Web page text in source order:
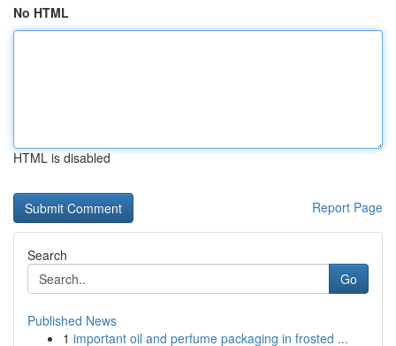
No HTML
HTML is disabled
Report Page
Search
Go
Published News
1 important oil and perfume packaging in frosted ...